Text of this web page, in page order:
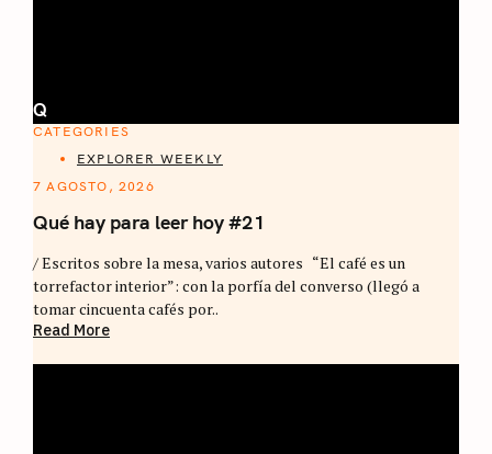
Q
CATEGORIES
EXPLORER WEEKLY
7 AGOSTO, 2026
Qué hay para leer hoy #21
/ Escritos sobre la mesa, varios autores “El café es un
torrefactor interior”: con la porfía del converso (llegó a
tomar cincuenta cafés por..
Read More